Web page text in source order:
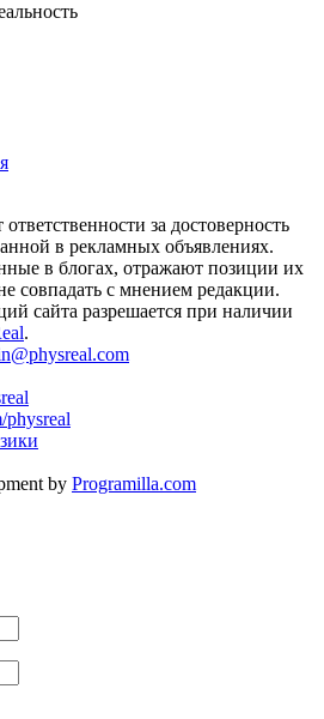
за достоверность
в рекламных объявлениях.
в блогах, отражают позиции их
совпадать с мнением редакции.
сайта разрешается при наличии
.
physreal
by Programilla.com